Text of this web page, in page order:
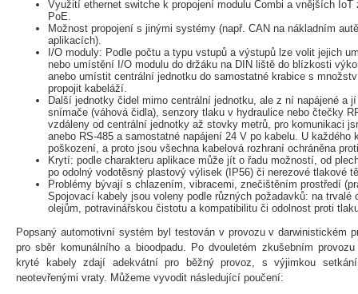
Využití ethernet switche k propojení modulu Combi a vnějších
PoE.
Možnost propojení s jinými systémy (např. CAN na nákladním
aplikacích).
I/O moduly: Podle počtu a typu vstupů a výstupů lze volit jejich
nebo umístění I/O modulu do držáku na DIN liště do blízkosti
anebo umístit centrální jednotku do samostatné krabice s
propojit kabeláží.
Další jednotky čidel mimo centrální jednotku, ale z ní napájené a
snímače (váhová čidla), senzory tlaku v hydraulice nebo čtečky
vzdáleny od centrální jednotky až stovky metrů, pro komunikaci
anebo RS-485 a samostatné napájení 24 V po kabelu. U každého
poškození, a proto jsou všechna kabelová rozhraní ochráněna
Krytí: podle charakteru aplikace může jít o řadu možností, od
po odolný vodotěsný plastový výlisek (IP56) či nerezové tlakové
Problémy bývají s chlazením, vibracemi, znečištěním prostředí
Spojovací kabely jsou voleny podle různých požadavků: na trvalé
olejům, potravinářskou čistotu a kompatibilitu či odolnost proti
Popsaný automotivní systém byl testován v provozu v darwinistickém
pro sběr komunálního a bioodpadu. Po dvouletém zkušebním
kryté kabely zdají adekvátní pro běžný provoz, s výjimkou
neotevřenými vraty. Můžeme vyvodit následující poučení: